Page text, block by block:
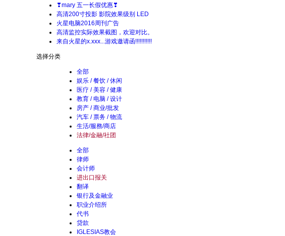
❣mary 五一长假优惠❣
高清200寸投影 影院效果级别 LED
火星电脑2016周刊广告
高清监控实际效果截图，欢迎对比。
来自火星的x.xxx...游戏邀请函!!!!!!!!!!!
选择分类
全部
娱乐 / 餐饮 / 休闲
医疗 / 美容 / 健康
教育 / 电脑 / 设计
房产 / 商业/批发
汽车 / 票务 / 物流
生活/服務/商店
法律/金融/社团
全部
律师
会计师
进出口报关
翻译
银行及金融业
职业介绍所
代书
贷款
IGLESIAS教会